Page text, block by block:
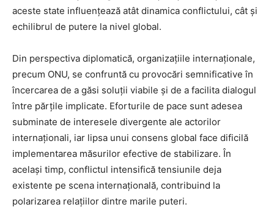
aceste state influențează atât dinamica conflictului, cât și
echilibrul de putere la nivel global.
Din perspectiva diplomatică, organizațiile internaționale,
precum ONU, se confruntă cu provocări semnificative în
încercarea de a găsi soluții viabile și de a facilita dialogul
între părțile implicate. Eforturile de pace sunt adesea
subminate de interesele divergente ale actorilor
internaționali, iar lipsa unui consens global face dificilă
implementarea măsurilor efective de stabilizare. În
același timp, conflictul intensifică tensiunile deja
existente pe scena internațională, contribuind la
polarizarea relațiilor dintre marile puteri.